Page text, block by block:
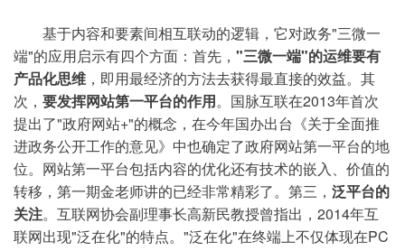
基于内容和要素间相互联动的逻辑，它对政务"三微一
端"的应用启示有四个方面：首先， "三微一端"的运维要有
产品化思维 ，即用最经济的方法去获得最直接的效益。其
次， 要发挥网站第一平台的作用。国脉互联在2013年首次
提出了"政府网站+"的概念，在今年国办出台《关于全面推
进政务公开工作的意见》中也确定了政府网站第一平台的地
位。网站第一平台包括内容的优化还有技术的嵌入、价值的
转移，第一期金老师讲的已经非常精彩了。第三， 泛平台的
关注。互联网协会副理事长高新民教授曾指出，2014年互
联网出现"泛在化"的特点。"泛在化"在终端上不仅体现在PC